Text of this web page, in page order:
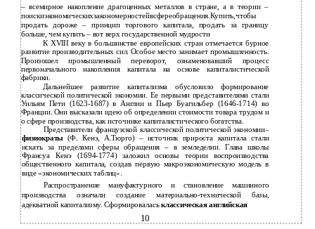
– всемирное накопление драгоценных металлов в стране, а в теории –
поискиэкономическихзакономерностейвсфереобращения.Купить,чтобы
продать дороже – принцип торгового капитала, продать за границу
больше, чем купить – вот верх государственной мудрости
К XVIII веку в большинстве европейских стран отмечается бурное
развитие производительных сил. Особое место занимает промышленность.
Произошел промышленный переворот, ознаменовавший процесс
первоначального накопления капитала на основе капиталистической
фабрики.
Дальнейшее развитие капитализма обусловило формирование
классической политической экономии. Ее первыми представителями стали
Уильям Пети (1623-1687) в Англии и Пьер Буагильбер (1646-1714) во
Франции. Они высказали идею об определении стоимости товара трудом и
о сфере производства, как источнике капиталистического богатства.
Представители французской классической политической экономии–
физиократы(Ф. Кенэ, А.Тюрго) – источник прироста капитала стали
искать за пределами сферы обращения – в земледелии. Глава школы
Франсуа Кенэ (1694-1774) заложил основы теории воспроизводства
общественного капитала, создав первую макроэкономическую модель в
виде «экономических таблиц».
Распространение мануфактурного и становление машинного
производства означали создание материально-технической базы,
адекватной капитализму. Сформироваласьклассическая английская
10